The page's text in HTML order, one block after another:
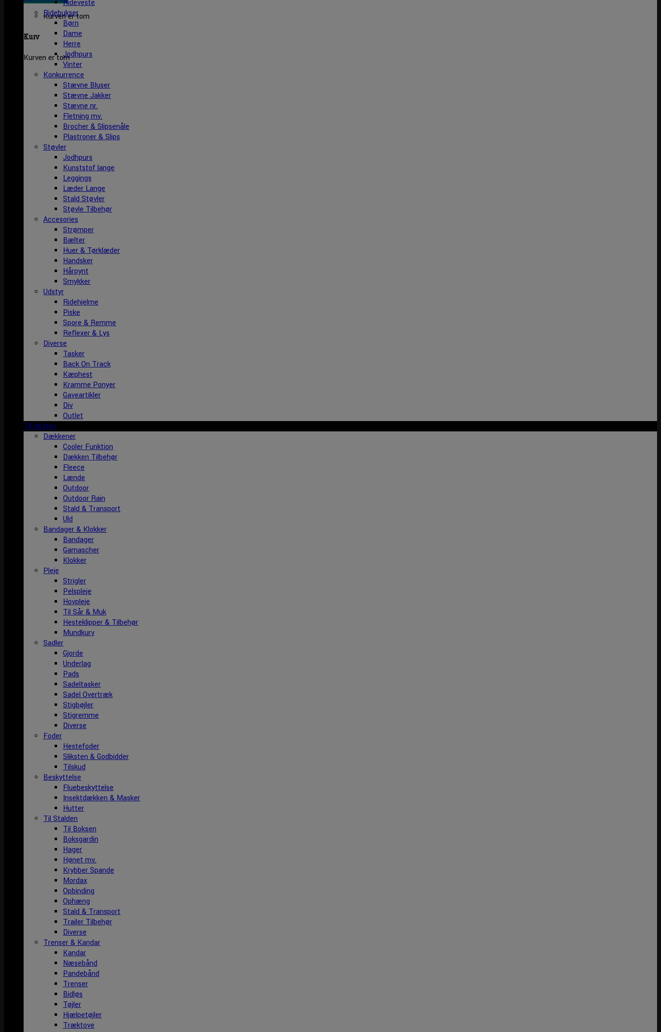
Kurven er tom
Kurv
Kurven er tom
Rideveste
Ridebukser
Børn
Dame
Herre
Jodhpurs
Vinter
Konkurrence
Stævne Bluser
Stævne Jakker
Stævne nr.
Fletning mv.
Brocher & Slipsenåle
Plastroner & Slips
Støvler
Jodhpurs
Kunststof lange
Leggings
Læder Lange
Stald Støvler
Støvle Tilbehør
Accesories
Strømper
Bælter
Huer & Tørklæder
Handsker
Hårpynt
Smykker
Udstyr
Ridehjelme
Piske
Spore & Remme
Reflexer & Lys
Diverse
Tasker
Back On Track
Kæphest
Kramme Ponyer
Gaveartikler
Div
Outlet
Til Hesten
Dækkener
Cooler Funktion
Dækken Tilbehør
Fleece
Lænde
Outdoor
Outdoor Rain
Stald & Transport
Uld
Bandager & Klokker
Bandager
Gamascher
Klokker
Pleje
Strigler
Pelspleje
Hovpleje
Til Sår & Muk
Hesteklipper & Tilbehør
Mundkurv
Sadler
Gjorde
Underlag
Pads
Sadeltasker
Sadel Overtræk
Stigbøjler
Stigremme
Diverse
Foder
Hestefoder
Sliksten & Godbidder
Tilskud
Beskyttelse
Fluebeskyttelse
Insektdækken & Masker
Hutter
Til Stalden
Til Boksen
Boksgardin
Hager
Hønet mv.
Krybber Spande
Mordax
Opbinding
Ophæng
Stald & Transport
Trailer Tilbehør
Diverse
Trenser & Kandar
Kandar
Næsebånd
Pandebånd
Trenser
Bidløs
Tøjler
Hjælpetøjler
Træktove